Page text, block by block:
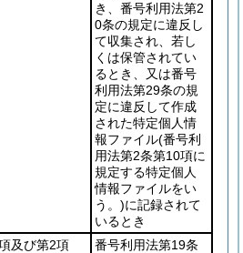
き、番号利用法第2
0条の規定に違反し
て収集され、若し
くは保管されてい
るとき、又は番号
利用法第29条の規
定に違反して作成
された特定個人情
報ファイル(番号利
用法第2条第10項に
規定する特定個人
情報ファイルをい
う。)に記録されて
いるとき
及び第2項 番号利用法第19条